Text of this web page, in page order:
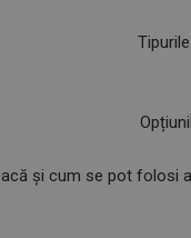
și cum se pot folosi